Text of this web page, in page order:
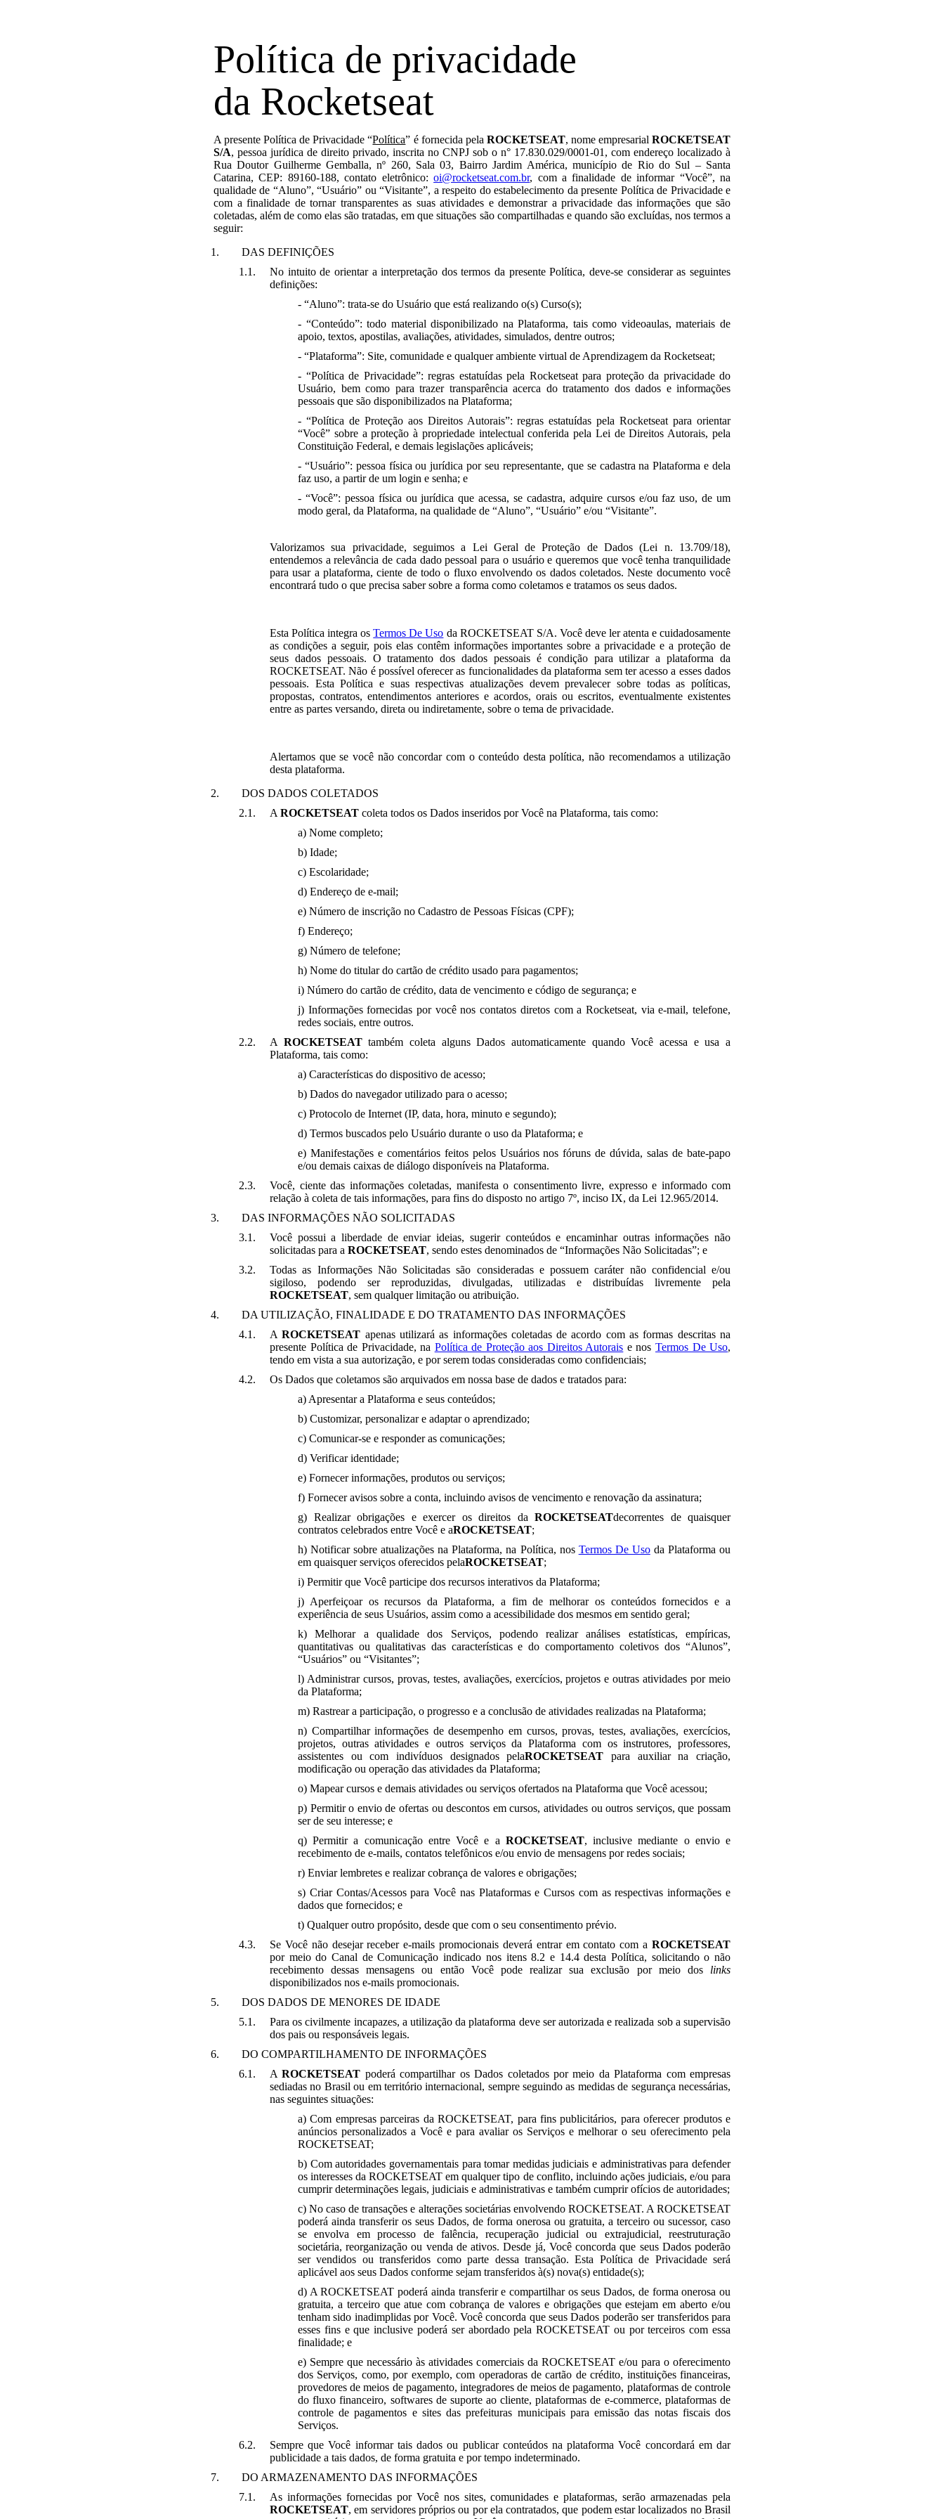
Política de privacidade
da Rocketseat
A presente Política de Privacidade “Política” é fornecida pela ROCKETSEAT, nome empresarial ROCKETSEAT
S/A, pessoa jurídica de direito privado, inscrita no CNPJ sob o n° 17.830.029/0001-01, com endereço localizado à
Rua Doutor Guilherme Gemballa, nº 260, Sala 03, Bairro Jardim América, município de Rio do Sul – Santa
Catarina, CEP: 89160-188, contato eletrônico: oi@rocketseat.com.br, com a finalidade de informar “Você”, na
qualidade de “Aluno”, “Usuário” ou “Visitante”, a respeito do estabelecimento da presente Política de Privacidade e
com a finalidade de tornar transparentes as suas atividades e demonstrar a privacidade das informações que são
coletadas, além de como elas são tratadas, em que situações são compartilhadas e quando são excluídas, nos termos a
seguir:
DAS DEFINIÇÕES
No intuito de orientar a interpretação dos termos da presente Política, deve-se considerar as seguintes
definições:
- “Aluno”: trata-se do Usuário que está realizando o(s) Curso(s);
- “Conteúdo”: todo material disponibilizado na Plataforma, tais como videoaulas, materiais de
apoio, textos, apostilas, avaliações, atividades, simulados, dentre outros;
- “Plataforma”: Site, comunidade e qualquer ambiente virtual de Aprendizagem da Rocketseat;
- “Política de Privacidade”: regras estatuídas pela Rocketseat para proteção da privacidade do
Usuário, bem como para trazer transparência acerca do tratamento dos dados e informações
pessoais que são disponibilizados na Plataforma;
- “Política de Proteção aos Direitos Autorais”: regras estatuídas pela Rocketseat para orientar
“Você” sobre a proteção à propriedade intelectual conferida pela Lei de Direitos Autorais, pela
Constituição Federal, e demais legislações aplicáveis;
- “Usuário”: pessoa física ou jurídica por seu representante, que se cadastra na Plataforma e dela
faz uso, a partir de um login e senha; e
- “Você”: pessoa física ou jurídica que acessa, se cadastra, adquire cursos e/ou faz uso, de um
modo geral, da Plataforma, na qualidade de “Aluno”, “Usuário” e/ou “Visitante”.
Valorizamos sua privacidade, seguimos a Lei Geral de Proteção de Dados (Lei n. 13.709/18),
entendemos a relevância de cada dado pessoal para o usuário e queremos que você tenha tranquilidade
para usar a plataforma, ciente de todo o fluxo envolvendo os dados coletados. Neste documento você
encontrará tudo o que precisa saber sobre a forma como coletamos e tratamos os seus dados.
Esta Política integra os Termos De Uso da ROCKETSEAT S/A. Você deve ler atenta e cuidadosamente
as condições a seguir, pois elas contêm informações importantes sobre a privacidade e a proteção de
seus dados pessoais. O tratamento dos dados pessoais é condição para utilizar a plataforma da
ROCKETSEAT. Não é possível oferecer as funcionalidades da plataforma sem ter acesso a esses dados
pessoais. Esta Política e suas respectivas atualizações devem prevalecer sobre todas as políticas,
propostas, contratos, entendimentos anteriores e acordos, orais ou escritos, eventualmente existentes
entre as partes versando, direta ou indiretamente, sobre o tema de privacidade.
Alertamos que se você não concordar com o conteúdo desta política, não recomendamos a utilização
desta plataforma.
DOS DADOS COLETADOS
AROCKETSEAT coleta todos os Dados inseridos por Você na Plataforma, tais como:
a) Nome completo;
b) Idade;
c) Escolaridade;
d) Endereço de e-mail;
e) Número de inscrição no Cadastro de Pessoas Físicas (CPF);
f) Endereço;
g) Número de telefone;
h) Nome do titular do cartão de crédito usado para pagamentos;
i) Número do cartão de crédito, data de vencimento e código de segurança; e
j) Informações fornecidas por você nos contatos diretos com a Rocketseat, via e-mail, telefone,
redes sociais, entre outros.
A ROCKETSEATtambém coleta alguns Dados automaticamente quando Você acessa e usa a
Plataforma, tais como:
a) Características do dispositivo de acesso;
b) Dados do navegador utilizado para o acesso;
c) Protocolo de Internet (IP, data, hora, minuto e segundo);
d) Termos buscados pelo Usuário durante o uso da Plataforma; e
e) Manifestações e comentários feitos pelos Usuários nos fóruns de dúvida, salas de bate-papo
e/ou demais caixas de diálogo disponíveis na Plataforma.
Você, ciente das informações coletadas, manifesta o consentimento livre, expresso e informado com
relação à coleta de tais informações, para fins do disposto no artigo 7º, inciso IX, da Lei 12.965/2014.
DAS INFORMAÇÕES NÃO SOLICITADAS
Você possui a liberdade de enviar ideias, sugerir conteúdos e encaminhar outras informações não
solicitadas para a ROCKETSEAT, sendo estes denominados de “Informações Não Solicitadas”; e
Todas as Informações Não Solicitadas são consideradas e possuem caráter não confidencial e/ou
sigiloso, podendo ser reproduzidas, divulgadas, utilizadas e distribuídas livremente pela
ROCKETSEAT, sem qualquer limitação ou atribuição.
DA UTILIZAÇÃO, FINALIDADE E DO TRATAMENTO DAS INFORMAÇÕES
AROCKETSEAT apenas utilizará as informações coletadas de acordo com as formas descritas na
presente Política de Privacidade, na Política de Proteção aos Direitos Autorais e nos Termos De Uso,
tendo em vista a sua autorização, e por serem todas consideradas como confidenciais;
Os Dados que coletamos são arquivados em nossa base de dados e tratados para:
a) Apresentar a Plataforma e seus conteúdos;
b) Customizar, personalizar e adaptar o aprendizado;
c) Comunicar-se e responder as comunicações;
d) Verificar identidade;
e) Fornecer informações, produtos ou serviços;
f) Fornecer avisos sobre a conta, incluindo avisos de vencimento e renovação da assinatura;
g) Realizar obrigações e exercer os direitos da ROCKETSEATdecorrentes de quaisquer
contratos celebrados entre Você e aROCKETSEAT;
h) Notificar sobre atualizações na Plataforma, na Política, nos Termos De Uso da Plataforma ou
em quaisquer serviços oferecidos pelaROCKETSEAT;
i) Permitir que Você participe dos recursos interativos da Plataforma;
j) Aperfeiçoar os recursos da Plataforma, a fim de melhorar os conteúdos fornecidos e a
experiência de seus Usuários, assim como a acessibilidade dos mesmos em sentido geral;
k) Melhorar a qualidade dos Serviços, podendo realizar análises estatísticas, empíricas,
quantitativas ou qualitativas das características e do comportamento coletivos dos “Alunos”,
“Usuários” ou “Visitantes”;
l) Administrar cursos, provas, testes, avaliações, exercícios, projetos e outras atividades por meio
da Plataforma;
m) Rastrear a participação, o progresso e a conclusão de atividades realizadas na Plataforma;
n) Compartilhar informações de desempenho em cursos, provas, testes, avaliações, exercícios,
projetos, outras atividades e outros serviços da Plataforma com os instrutores, professores,
assistentes ou com indivíduos designados pelaROCKETSEAT para auxiliar na criação,
modificação ou operação das atividades da Plataforma;
o) Mapear cursos e demais atividades ou serviços ofertados na Plataforma que Você acessou;
p) Permitir o envio de ofertas ou descontos em cursos, atividades ou outros serviços, que possam
ser de seu interesse; e
q) Permitir a comunicação entre Você e a ROCKETSEAT, inclusive mediante o envio e
recebimento de e-mails, contatos telefônicos e/ou envio de mensagens por redes sociais;
r) Enviar lembretes e realizar cobrança de valores e obrigações;
s) Criar Contas/Acessos para Você nas Plataformas e Cursos com as respectivas informações e
dados que fornecidos; e
t) Qualquer outro propósito, desde que com o seu consentimento prévio.
Se Você não desejar receber e-mails promocionais deverá entrar em contato com a ROCKETSEAT
por meio do Canal de Comunicação indicado nos itens 8.2 e 14.4 desta Política, solicitando o não
recebimento dessas mensagens ou então Você pode realizar sua exclusão por meio dos links
disponibilizados nos e-mails promocionais.
DOS DADOS DE MENORES DE IDADE
Para os civilmente incapazes, a utilização da plataforma deve ser autorizada e realizada sob a supervisão
dos pais ou responsáveis legais.
DO COMPARTILHAMENTO DE INFORMAÇÕES
AROCKETSEAT poderá compartilhar os Dados coletados por meio da Plataforma com empresas
sediadas no Brasil ou em território internacional, sempre seguindo as medidas de segurança necessárias,
nas seguintes situações:
a) Com empresas parceiras da ROCKETSEAT, para fins publicitários, para oferecer produtos e
anúncios personalizados a Você e para avaliar os Serviços e melhorar o seu oferecimento pela
ROCKETSEAT;
b) Com autoridades governamentais para tomar medidas judiciais e administrativas para defender
os interesses da ROCKETSEAT em qualquer tipo de conflito, incluindo ações judiciais, e/ou para
cumprir determinações legais, judiciais e administrativas e também cumprir ofícios de autoridades;
c) No caso de transações e alterações societárias envolvendo ROCKETSEAT. A ROCKETSEAT
poderá ainda transferir os seus Dados, de forma onerosa ou gratuita, a terceiro ou sucessor, caso
se envolva em processo de falência, recuperação judicial ou extrajudicial, reestruturação
societária, reorganização ou venda de ativos. Desde já, Você concorda que seus Dados poderão
ser vendidos ou transferidos como parte dessa transação. Esta Política de Privacidade será
aplicável aos seus Dados conforme sejam transferidos à(s) nova(s) entidade(s);
d) A ROCKETSEAT poderá ainda transferir e compartilhar os seus Dados, de forma onerosa ou
gratuita, a terceiro que atue com cobrança de valores e obrigações que estejam em aberto e/ou
tenham sido inadimplidas por Você. Você concorda que seus Dados poderão ser transferidos para
esses fins e que inclusive poderá ser abordado pela ROCKETSEAT ou por terceiros com essa
finalidade; e
e) Sempre que necessário às atividades comerciais da ROCKETSEAT e/ou para o oferecimento
dos Serviços, como, por exemplo, com operadoras de cartão de crédito, instituições financeiras,
provedores de meios de pagamento, integradores de meios de pagamento, plataformas de controle
do fluxo financeiro, softwares de suporte ao cliente, plataformas de e-commerce, plataformas de
controle de pagamentos e sites das prefeituras municipais para emissão das notas fiscais dos
Serviços.
Sempre que Você informar tais dados ou publicar conteúdos na plataforma Você concordará em dar
publicidade a tais dados, de forma gratuita e por tempo indeterminado.
DO ARMAZENAMENTO DAS INFORMAÇÕES
As informações fornecidas por Você nos sites, comunidades e plataformas, serão armazenadas pela
ROCKETSEAT, em servidores próprios ou por ela contratados, que podem estar localizados no Brasil